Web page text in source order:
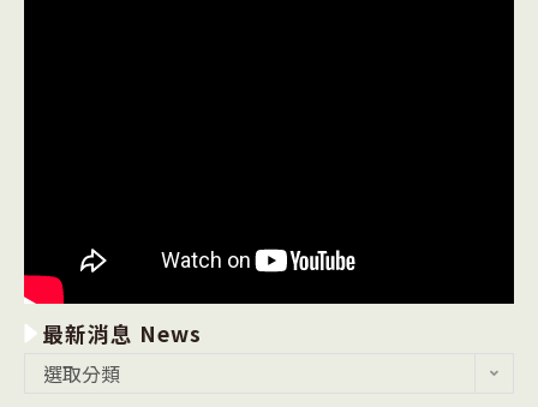
最新消息 News
選取分類